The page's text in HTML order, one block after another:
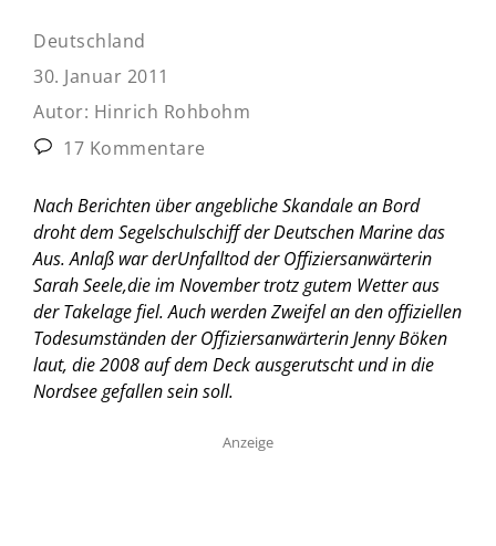
Deutschland
30. Januar 2011
Autor: Hinrich Rohbohm
17 Kommentare
Nach Berichten über angebliche Skandale an Bord
droht dem Segelschulschiff der Deutschen Marine das
Aus. Anlaß war derUnfalltod der Offiziersanwärterin
Sarah Seele,die im November trotz gutem Wetter aus
der Takelage fiel. Auch werden Zweifel an den offiziellen
Todesumständen der Offiziersanwärterin Jenny Böken
laut, die 2008 auf dem Deck ausgerutscht und in die
Nordsee gefallen sein soll.
Anzeige